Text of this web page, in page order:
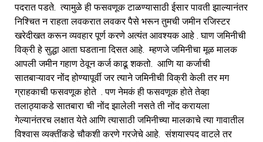
पदरात पडते. त्यामुळे ही फसवणूक टाळण्यासाठी ईसार पावती झाल्यानंतर
निश्चित न राहता लवकरात लवकर पैसे भरून तुमची जमीन रजिस्टर
खरेदीखत करून व्यवहार पूर्ण करणे अत्यंत आवश्यक आहे . घाण जमिनीची
विक्री हे सुद्धा आता घडताना दिसत आहे. म्हणजे जमिनीचा मूळ मालक
आपली जमीन गहाण ठेवून कर्ज काढू शकतो. आणि या कर्जाची
सातबाऱ्यावर नोंद होण्यापूर्वी जर त्याने जमिनीची विक्री केली तर मग
ग्राहकाची फसवणूक होते . पण नेमकं ही फसवणूक होते तेव्हा
तलाठ्याकडे सातबारा ची नोंद झालेली नसते ती नोंद करायला
गेल्यानंतरच लक्षात येते आणि त्यासाठी जमिनीच्या मालकाचे त्या गावातील
विश्वास व्यक्तींकडे चौकशी करणे गरजेचे आहे. संशयास्पद वाटले तर